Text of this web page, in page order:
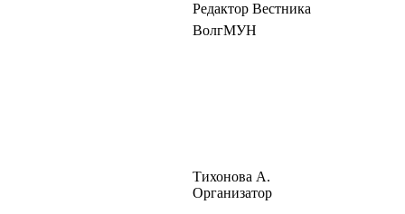
Редактор Вестника
ВолгМУН
Тихонова А.
Организатор